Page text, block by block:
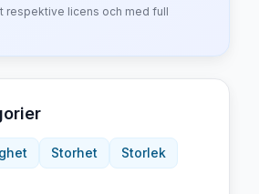
respektive licens och med full
Storhet
Storlek